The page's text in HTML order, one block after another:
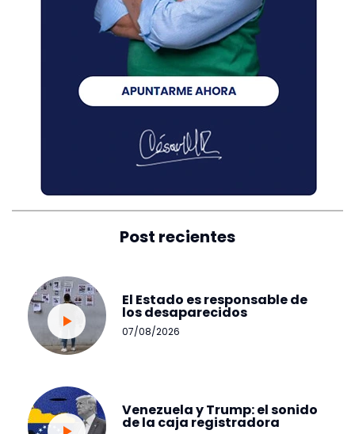
Post recientes
El Estado es responsable de
los desaparecidos
07/08/2026
Venezuela y Trump: el sonido
de la caja registradora